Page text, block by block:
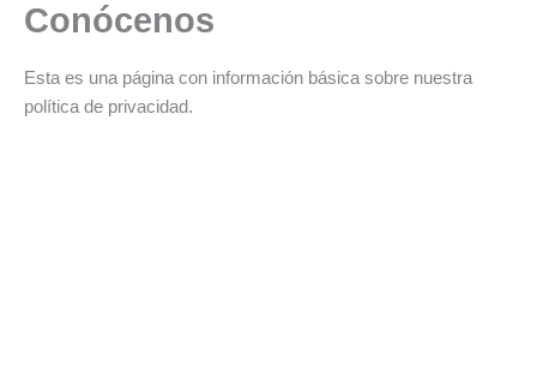
contenido
Conócenos
Esta es una página con información básica sobre nuestra
política de privacidad.